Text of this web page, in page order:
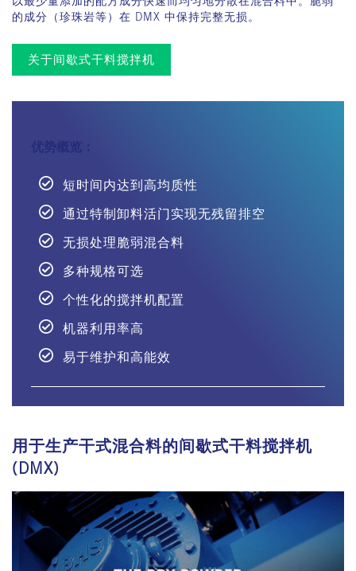
的成分（珍珠岩等）在 DMX 中保持完整无损。
关于间歇式干料搅拌机
短时间内达到高均质性
通过特制卸料活门实现无残留排空
无损处理脆弱混合料
多种规格可选
个性化的搅拌机配置
机器利用率高
易于维护和高能效
用于生产干式混合料的间歇式干料搅拌机
(DMX)